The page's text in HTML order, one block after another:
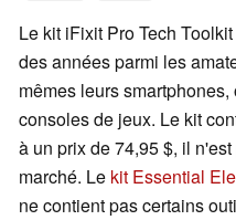
Le kit iFixit Pro Tech
des années parmi les
mêmes leurs
consoles de jeux. Le kit
à un prix de 74,95 $, il
marché. Le kit Essential
ne contient pas certains